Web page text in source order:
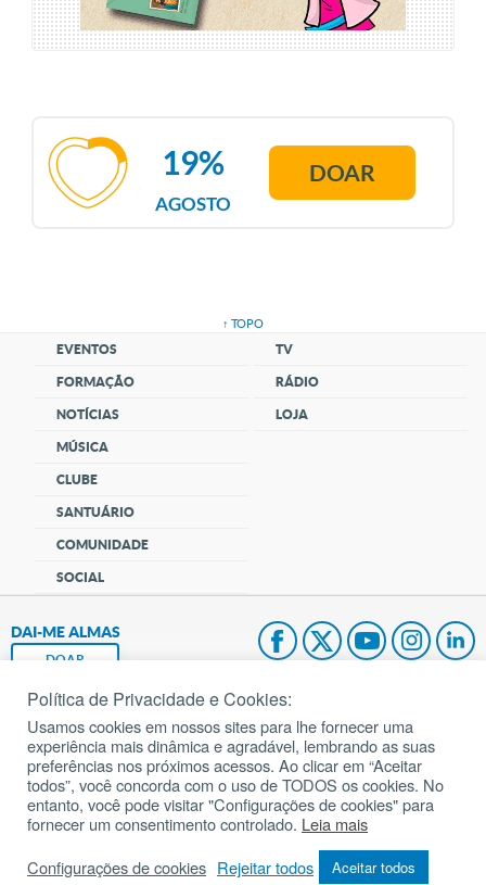
AGOSTO
19% DOAR
↑ TOPO
EVENTOS
FORMAÇÃO
NOTÍCIAS
MÚSICA
CLUBE
SANTUÁRIO
COMUNIDADE
SOCIAL
TV
RÁDIO
LOJA
DAI-ME ALMAS
DOAR
Fundação João Paulo II
Pedido de Oração
Mapa do site
Política de Privacidade e Cookies:
Usamos cookies em nossos sites para lhe fornecer uma
experiência mais dinâmica e agradável, lembrando as suas
preferências nos próximos acessos. Ao clicar em “Aceitar
todos”, você concorda com o uso de TODOS os cookies. No
entanto, você pode visitar "Configurações de cookies" para
fornecer um consentimento controlado. Leia mais
Configurações de cookies Rejeitar todos Aceitar todos